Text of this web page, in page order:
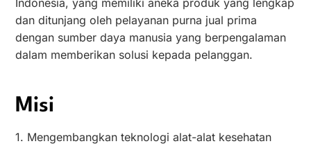
Indonesia, yang memiliki aneka produk yang lengkap
dan ditunjang oleh pelayanan purna jual prima
dengan sumber daya manusia yang berpengalaman
dalam memberikan solusi kepada pelanggan.
Misi
1. Mengembangkan teknologi alat-alat kesehatan